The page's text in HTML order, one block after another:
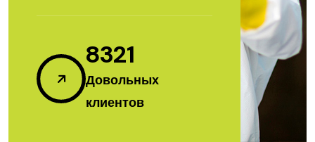
8321
Довольных
клиентов